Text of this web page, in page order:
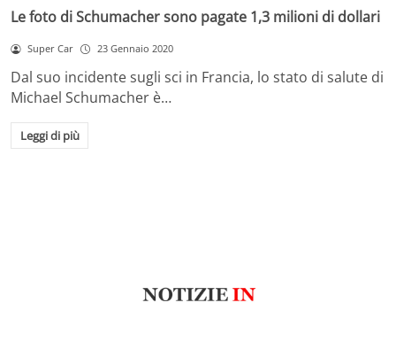
Le foto di Schumacher sono pagate 1,3 milioni di dollari
Super Car 23 Gennaio 2020
Dal suo incidente sugli sci in Francia, lo stato di salute di
Michael Schumacher è…
Leggi di più